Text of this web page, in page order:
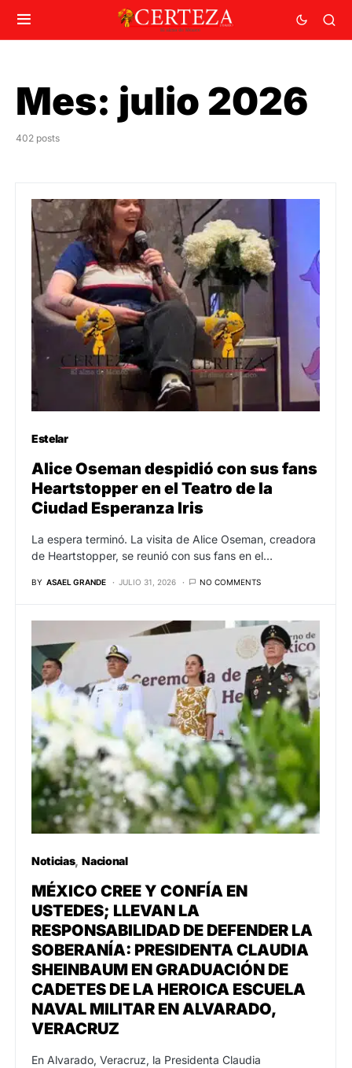
Mes: julio 2026
402 posts
Estelar
Alice Oseman despidió con sus fans
Heartstopper en el Teatro de la
Ciudad Esperanza Iris
La espera terminó. La visita de Alice Oseman, creadora
de Heartstopper, se reunió con sus fans en el…
BY ASAEL GRANDE JULIO 31, 2026 NO COMMENTS
Noticias Nacional
MÉXICO CREE Y CONFÍA EN
USTEDES; LLEVAN LA
RESPONSABILIDAD DE DEFENDER LA
SOBERANÍA: PRESIDENTA CLAUDIA
SHEINBAUM EN GRADUACIÓN DE
CADETES DE LA HEROICA ESCUELA
NAVAL MILITAR EN ALVARADO,
VERACRUZ
En Alvarado, Veracruz, la Presidenta Claudia